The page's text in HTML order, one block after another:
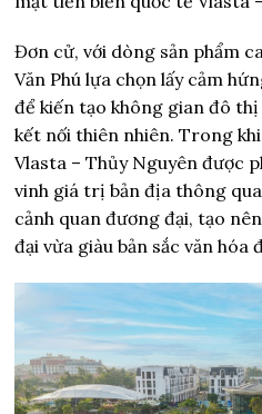
Đơn cử, với dòng sản phẩm
Văn Phú lựa chọn lấy cảm
để kiến tạo không gian đô
kết nối thiên nhiên. Trong
Vlasta – Thủy Nguyên được
vinh giá trị bản địa thông
cảnh quan đương đại, tạo
đại vừa giàu bản sắc văn hóa